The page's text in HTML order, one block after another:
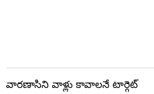
వారణాసిని వాళ్లు కావాలనే టార్గెట్